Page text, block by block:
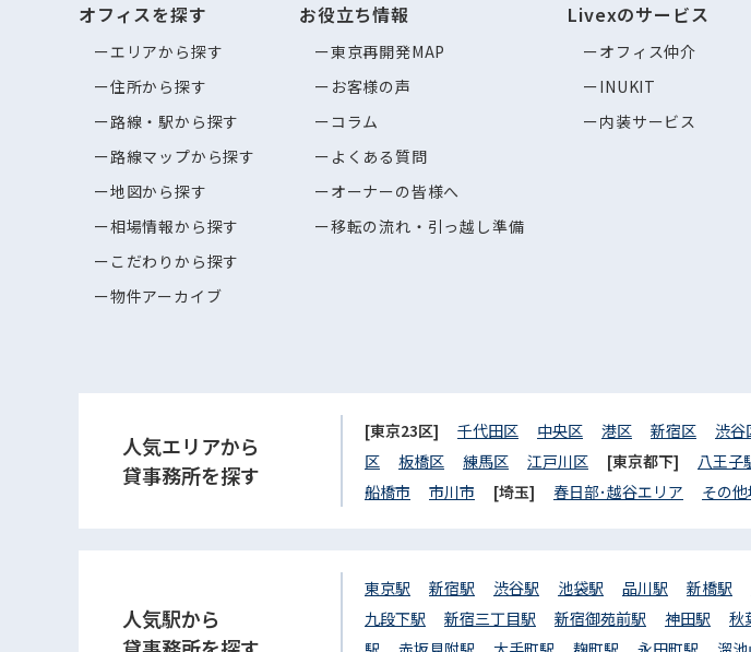
オフィスを探す
エリアから探す
住所から探す
路線・駅から探す
路線マップから探す
地図から探す
相場情報から探す
こだわりから探す
物件アーカイブ
お役立ち情報
東京再開発MAP
お客様の声
コラム
よくある質問
オーナーの皆様へ
移転の流れ・引っ越し準備
Livexのサービス
オフィス仲介
INUKIT
内装サービス
人気エリアから
貸事務所を探す
[東京23区] 千代田区 中央区 港区 新宿区 渋谷
区
板橋区 練馬区 江戸川区 [東京都下] 八王子
船橋市
市川市 [埼玉] 春日部･越谷エリア その
人気駅から
東京駅 新宿駅 渋谷駅 池袋駅 品川駅 新橋駅
九段下駅
新宿三丁目駅 新宿御苑前駅 神田駅 秋